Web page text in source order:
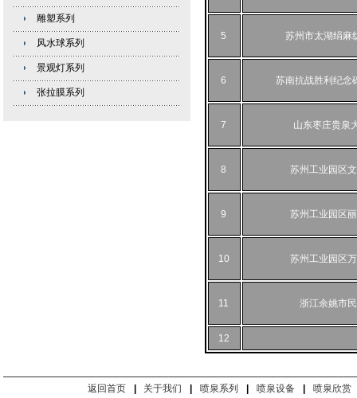
雕塑系列
风水球系列
景观灯系列
张拉膜系列
5 苏州市太湖绢麻
6 苏南抗战胜利纪念
7 山东枣庄贵泉
8 苏州工业园区
9 苏州工业园区
10 苏州工业园区
11 浙江余姚市
12
返回首页 关于我们 喷泉系列 喷泉设备 喷泉欣赏